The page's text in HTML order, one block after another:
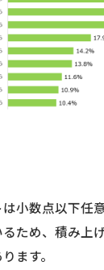
小数点以下任
ため、積み上
ます。